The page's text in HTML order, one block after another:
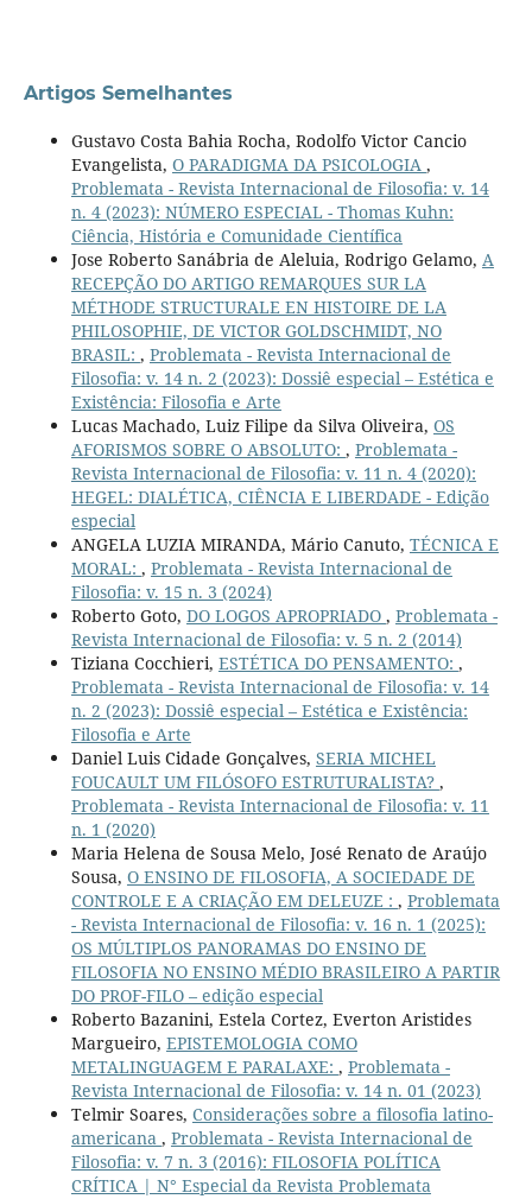
Artigos Semelhantes
Gustavo Costa Bahia Rocha, Rodolfo Victor Cancio
Evangelista, O PARADIGMA DA PSICOLOGIA ,
Problemata - Revista Internacional de Filosofia: v. 14
n. 4 (2023): NÚMERO ESPECIAL - Thomas Kuhn:
Ciência, História e Comunidade Científica
Jose Roberto Sanábria de Aleluia, Rodrigo Gelamo, A
RECEPÇÃO DO ARTIGO REMARQUES SUR LA
MÉTHODE STRUCTURALE EN HISTOIRE DE LA
PHILOSOPHIE, DE VICTOR GOLDSCHMIDT, NO
BRASIL: , Problemata - Revista Internacional de
Filosofia: v. 14 n. 2 (2023): Dossiê especial – Estética e
Existência: Filosofia e Arte
Lucas Machado, Luiz Filipe da Silva Oliveira, OS
AFORISMOS SOBRE O ABSOLUTO: , Problemata -
Revista Internacional de Filosofia: v. 11 n. 4 (2020):
HEGEL: DIALÉTICA, CIÊNCIA E LIBERDADE - Edição
especial
ANGELA LUZIA MIRANDA, Mário Canuto, TÉCNICA E
MORAL: , Problemata - Revista Internacional de
Filosofia: v. 15 n. 3 (2024)
Roberto Goto, DO LOGOS APROPRIADO , Problemata -
Revista Internacional de Filosofia: v. 5 n. 2 (2014)
Tiziana Cocchieri, ESTÉTICA DO PENSAMENTO: ,
Problemata - Revista Internacional de Filosofia: v. 14
n. 2 (2023): Dossiê especial – Estética e Existência:
Filosofia e Arte
Daniel Luis Cidade Gonçalves, SERIA MICHEL
FOUCAULT UM FILÓSOFO ESTRUTURALISTA? ,
Problemata - Revista Internacional de Filosofia: v. 11
n. 1 (2020)
Maria Helena de Sousa Melo, José Renato de Araújo
Sousa, O ENSINO DE FILOSOFIA, A SOCIEDADE DE
CONTROLE E A CRIAÇÃO EM DELEUZE : , Problemata
- Revista Internacional de Filosofia: v. 16 n. 1 (2025):
OS MÚLTIPLOS PANORAMAS DO ENSINO DE
FILOSOFIA NO ENSINO MÉDIO BRASILEIRO A PARTIR
DO PROF-FILO – edição especial
Roberto Bazanini, Estela Cortez, Everton Aristides
Margueiro, EPISTEMOLOGIA COMO
METALINGUAGEM E PARALAXE: , Problemata -
Revista Internacional de Filosofia: v. 14 n. 01 (2023)
Telmir Soares, Considerações sobre a filosofia latino-
americana , Problemata - Revista Internacional de
Filosofia: v. 7 n. 3 (2016): FILOSOFIA POLÍTICA
CRÍTICA | N° Especial da Revista Problemata